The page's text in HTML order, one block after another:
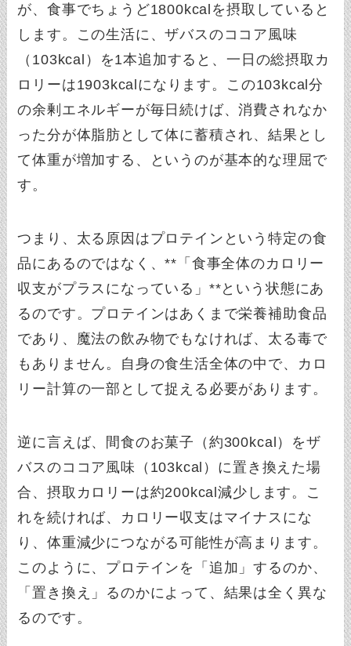
が、食事でちょうど1800kcalを摂取していると
します。この生活に、ザバスのココア風味
（103kcal）を1本追加すると、一日の総摂取カ
ロリーは1903kcalになります。この103kcal分
の余剰エネルギーが毎日続けば、消費されなか
った分が体脂肪として体に蓄積され、結果とし
て体重が増加する、というのが基本的な理屈で
す。
つまり、太る原因はプロテインという特定の食
品にあるのではなく、**「食事全体のカロリー
収支がプラスになっている」**という状態にあ
るのです。プロテインはあくまで栄養補助食品
であり、魔法の飲み物でもなければ、太る毒で
もありません。自身の食生活全体の中で、カロ
リー計算の一部として捉える必要があります。
逆に言えば、間食のお菓子（約300kcal）をザ
バスのココア風味（103kcal）に置き換えた場
合、摂取カロリーは約200kcal減少します。こ
れを続ければ、カロリー収支はマイナスにな
り、体重減少につながる可能性が高まります。
このように、プロテインを「追加」するのか、
「置き換え」るのかによって、結果は全く異な
るのです。